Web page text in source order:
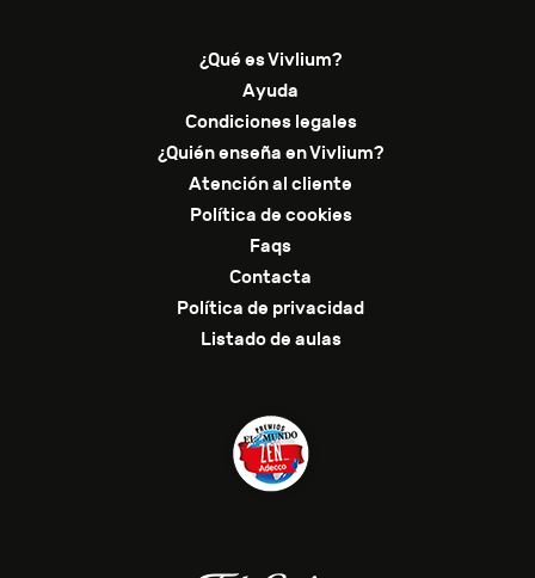
¿Qué es Vivlium?
Ayuda
Condiciones legales
¿Quién enseña en Vivlium?
Atención al cliente
Política de cookies
Faqs
Contacta
Política de privacidad
Listado de aulas